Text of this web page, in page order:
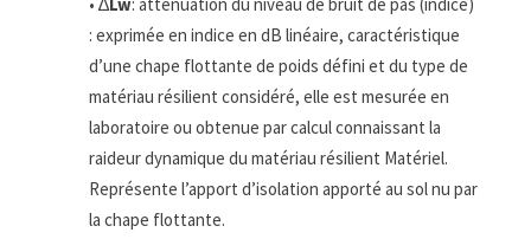
: exprimée en indice en dB linéaire, caractéristique
d’une chape flottante de poids défini et du type de
matériau résilient considéré, elle est mesurée en
laboratoire ou obtenue par calcul connaissant la
raideur dynamique du matériau résilient Matériel.
Représente l’apport d’isolation apporté au sol nu par
la chape flottante.